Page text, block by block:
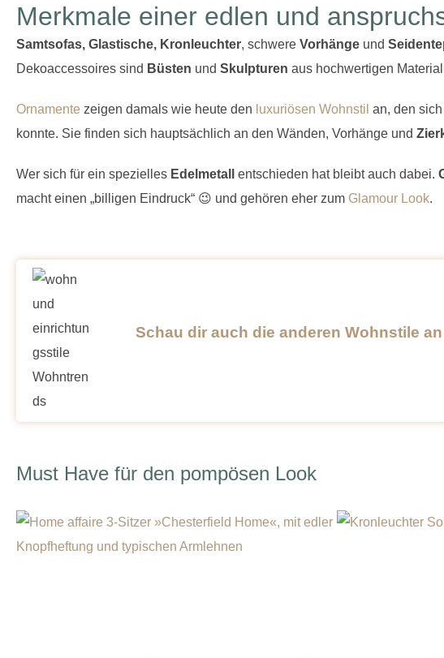
Merkmale einer edlen und
Samtsofas, Glastische, Kronleuchter, schwere Vorhänge und
Dekoaccessoires sind Büsten und Skulpturen aus hochwertigen
Ornamente zeigen damals wie heute den luxuriösen Wohnstil an, den
konnte. Sie finden sich hauptsächlich an den Wänden, Vorhänge und
Wer sich für ein spezielles Edelmetall entschieden hat bleibt auch dabei.
macht einen „billigen Eindruck“ 😉 und gehören eher zum Glamour Look.
Schau dir auch die anderen Wohnstile an
Must Have für den pompösen Look